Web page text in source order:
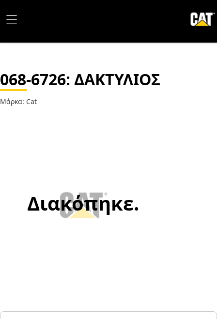
068-6726: ΔΑΚΤΥΛΙΟΣ
Μάρκα: Cat
Διακόπηκε.